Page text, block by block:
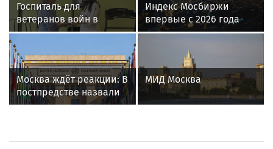
Госпиталь для
ветеранов войн в
Екатеринбурге получил
для реабилитации
Индекс Мосбиржи
впервые с 2026 года
превысил 2 300 пунктов
Москва ждёт реакции: В
постпредстве назвали
молчание ООН
МИД Москва